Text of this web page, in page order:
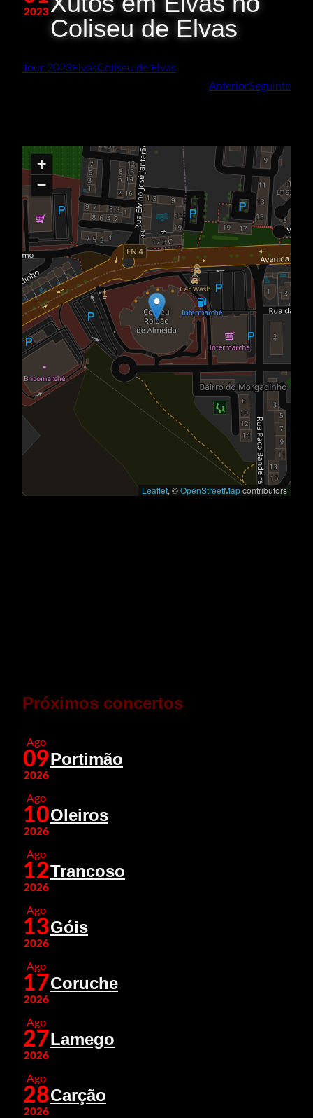
2023
Coliseu de Elvas
Tour 2023ElvasColiseu de Elvas
AnteriorSeguinte
+
−
Leaflet, ©OpenStreetMapcontributors
Próximos concertos
Ago
09
2026
Portimão
Ago
10
2026
Oleiros
Ago
12
2026
Trancoso
Ago
13
2026
Góis
Ago
17
2026
Coruche
Ago
27
2026
Lamego
Ago
28
2026
Carção